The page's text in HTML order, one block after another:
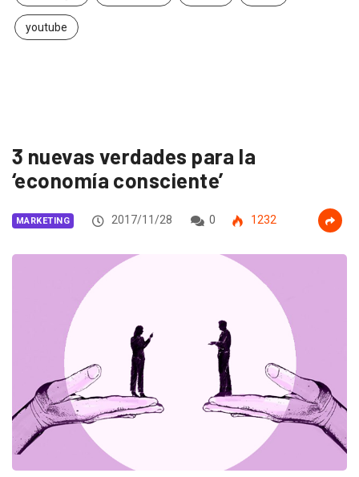
youtube
3 nuevas verdades para la
‘economía consciente’
MARKETING 2017/11/28 0 1232